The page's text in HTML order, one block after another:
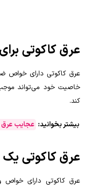
عرق کاکوتی
عرق کاکوتی دارای خواص
خاصیت خود می‌تواند
کند.
بیشتر بخوانید: عجایب عرق
عرق کاکوتی
عرق کاکوتی دارای خواص